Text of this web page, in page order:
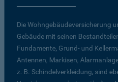
Die Wohngebäudeversicherung
Gebäude mit seinen
Fundamente, Grund- und
Antennen, Markisen,
z. B. Schindelverkleidung, sind